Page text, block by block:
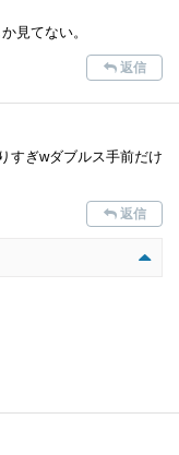
見てない。
返信
すぎwダブルス手前だけ
返信